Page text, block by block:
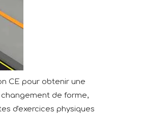
CE pour obtenir une
de forme,
d'exercices physiques